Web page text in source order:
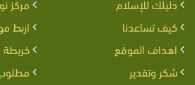
دليلك للإسلام
مركز
كيف تساعدنا
اربط
اهداف الموقع
خريطة
شكر وتقدير